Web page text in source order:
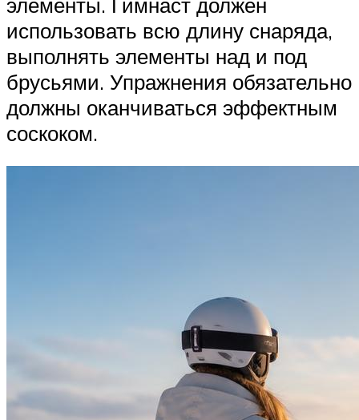
использовать всю длину снаряда,
выполнять элементы над и под
брусьями. Упражнения обязательно
должны оканчиваться эффектным
соскоком.